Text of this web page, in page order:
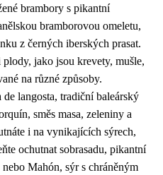
brambory s pikantní
bramborovou omeletu,
z černých iberských prasat.
jako jsou krevety, mušle,
na různé způsoby.
langosta, tradiční baleárský
směs masa, zeleniny a
i na vynikajících sýrech,
ochutnat sobrasadu, pikantní
Mahón, sýr s chráněným